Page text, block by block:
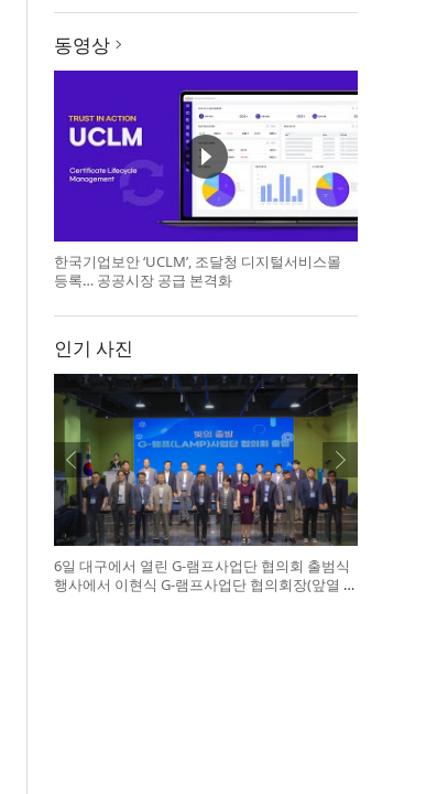
동영상
한국기업보안 ‘UCLM’, 조달청 디지털서비스몰
등록… 공공시장 공급 본격화
인기 사진
6일 대구에서 열린 G-램프사업단 협의회 출범식
행사에서 이현식 G-램프사업단 협의회장(앞열 왼